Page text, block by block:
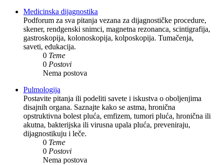
Medicinska dijagnostika
Podforum za sva pitanja vezana za dijagnostičke procedure,
skener, rendgenski snimci, magnetna rezonanca, scintigrafija,
gastroskopija, kolonoskopija, kolposkopija. Tumačenja,
saveti, edukacija.
0 Teme
0 Postovi
Nema postova
Pulmologija
Postavite pitanja ili podeliti savete i iskustva o oboljenjima
disajnih organa. Saznajte kako se astma, hronična
opstruktivna bolest pluća, emfizem, tumori pluća, hronična ili
akutna, bakterijska ili virusna upala pluća, preveniraju,
dijagnostikuju i leče.
0 Teme
0 Postovi
Nema postova